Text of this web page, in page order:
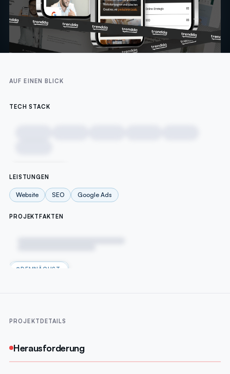
AUF EINEN BLICK
TECH STACK
LEISTUNGEN
Website SEO Google Ads
PROJEKTFAKTEN
DEMNÄCHST
PROJEKTDETAILS
Herausforderung